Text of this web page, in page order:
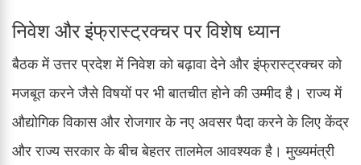
निवेश और इंफ्रास्ट्रक्चर पर विशेष ध्यान
बैठक में उत्तर प्रदेश में निवेश को बढ़ावा देने और इंफ्रास्ट्रक्चर को
मजबूत करने जैसे विषयों पर भी बातचीत होने की उम्मीद है। राज्य में
औद्योगिक विकास और रोजगार के नए अवसर पैदा करने के लिए केंद्र
और राज्य सरकार के बीच बेहतर तालमेल आवश्यक है। मुख्यमंत्री